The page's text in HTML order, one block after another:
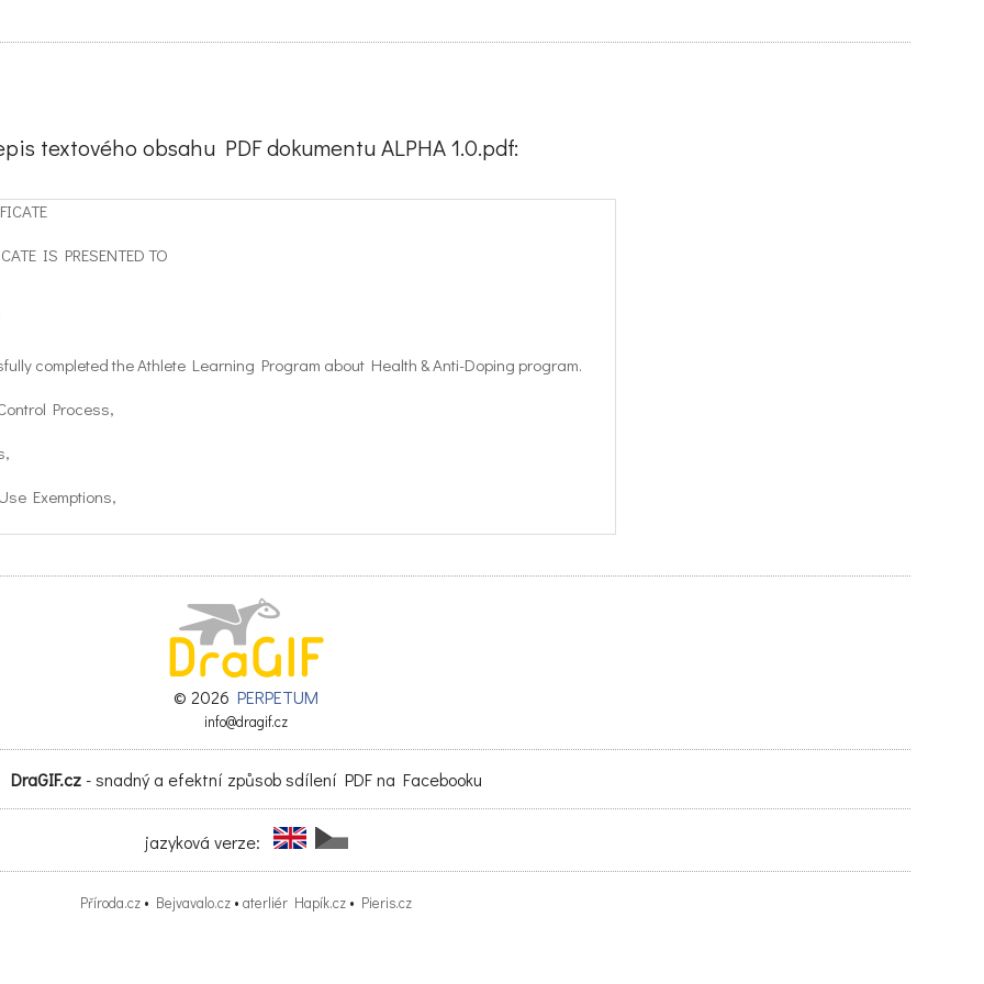
textového obsahu PDF dokumentu ALPHA 1.0.pdf:
IS PRESENTED TO
completed the Athlete Learning Program about Health & Anti-Doping program.
Process,
Exemptions,
Not to Dope,
© 2026 PERPETUM
info@dragif.cz
DraGIF.cz- snadný a efektní způsob sdílení PDF na Facebooku
jazyková verze:
Příroda.cz • Bejvavalo.cz • aterliér Hapík.cz • Pieris.cz